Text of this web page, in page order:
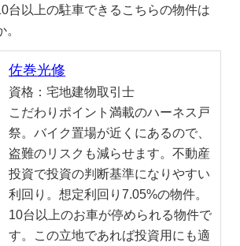
台以上の駐車できるこちらの物件は
佐巻光修
資格：宅地建物取引士
こだわりポイント満載のハーネス戸
祭。バイク置場が近くにあるので、
盗難のリスクも減らせます。不動産
投資で投資の判断基準になりやすい
利回り。想定利回り7.05%の物件。
10台以上のお車が停められる物件で
す。この立地であれば投資用にも適